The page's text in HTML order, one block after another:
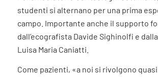
studenti si alternano per una prima
campo. Importante anche il supporto
dall’ecografista Davide Sighinolfi e
Luisa Maria Caniatti.
Come pazienti, «a noi si rivolgono